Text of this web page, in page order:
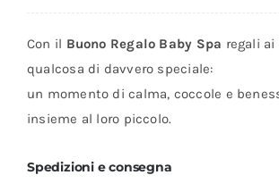
Spa
quantità
Con il Buono Regalo Baby Spa regali
qualcosa di davvero speciale:
un momento di calma, coccole e
insieme al loro piccolo.
Spedizioni e consegna